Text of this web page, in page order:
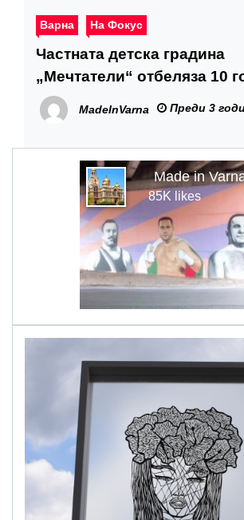
Варна На Фокус
Частната детска градина
„Мечтатели“ отбеляза 10
MadeInVarna Преди 3
Made in
85K likes